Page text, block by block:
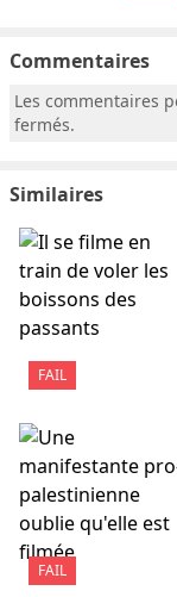
Commentaires
Les commentaires
fermés.
Similaires
FAIL
FAIL